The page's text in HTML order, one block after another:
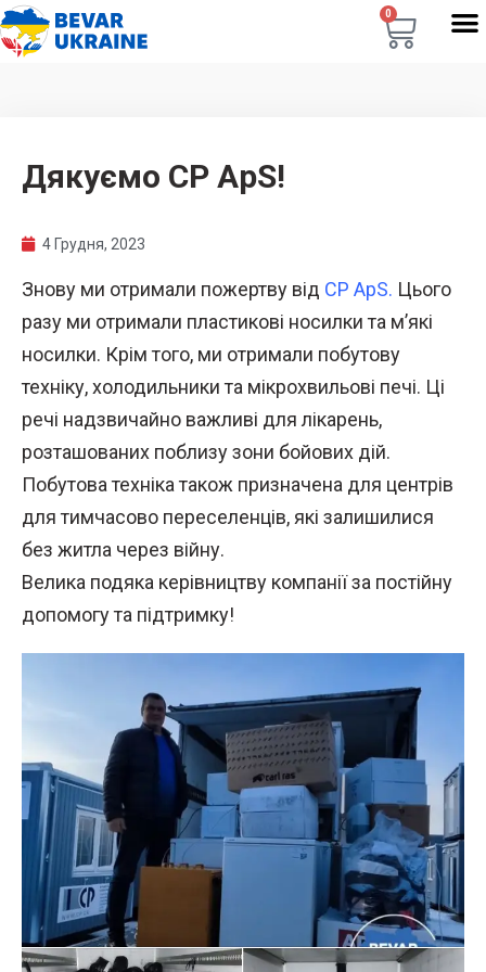
0
Дякуємо CP ApS!
4 Грудня, 2023
Знову ми отримали пожертву від CP ApS. Цього
разу ми отримали пластикові носилки та м’які
носилки. Крім того, ми отримали побутову
техніку, холодильники та мікрохвильові печі. Ці
речі надзвичайно важливі для лікарень,
розташованих поблизу зони бойових дій.
Побутова техніка також призначена для центрів
для тимчасово переселенців, які залишилися
без житла через війну.
Велика подяка керівництву компанії за постійну
допомогу та підтримку!